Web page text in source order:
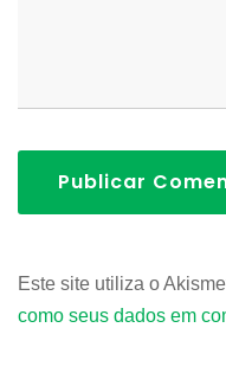
Publicar
Este site utiliza o
como seus dados em